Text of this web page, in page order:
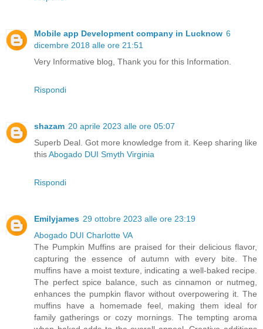
Mobile app Development company in Lucknow 6
dicembre 2018 alle ore 21:51
Very Informative blog, Thank you for this Information.
Rispondi
shazam 20 aprile 2023 alle ore 05:07
Superb Deal. Got more knowledge from it. Keep sharing like
thisAbogado DUI Smyth Virginia
Rispondi
Emilyjames 29 ottobre 2023 alle ore 23:19
Abogado DUI Charlotte VA
The Pumpkin Muffins are praised for their delicious flavor,
capturing the essence of autumn with every bite. The
muffins have a moist texture, indicating a well-baked recipe.
The perfect spice balance, such as cinnamon or nutmeg,
enhances the pumpkin flavor without overpowering it. The
muffins have a homemade feel, making them ideal for
family gatherings or cozy mornings. The tempting aroma